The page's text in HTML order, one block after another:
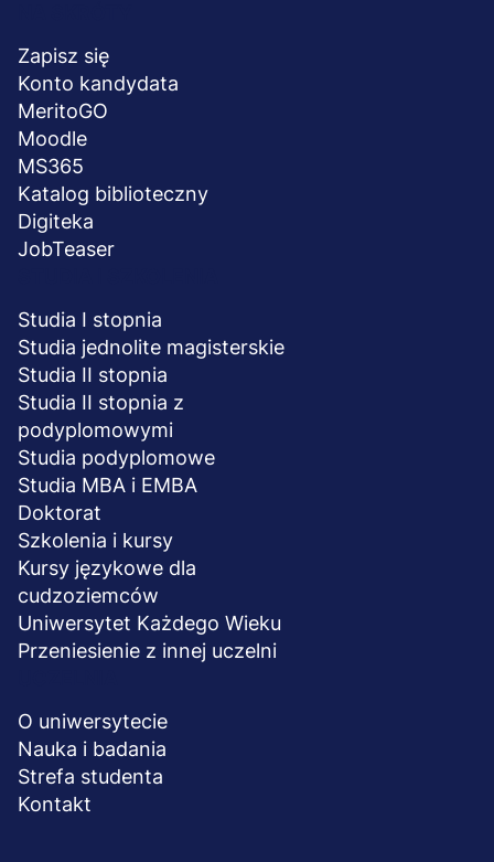
stopka
Zapisz się
Konto kandydata
MeritoGO
Moodle
MS365
Katalog biblioteczny
Digiteka
JobTeaser
Studia I stopnia
Studia jednolite magisterskie
Studia II stopnia
Studia II stopnia z
podyplomowymi
Studia podyplomowe
Studia MBA i EMBA
Doktorat
Szkolenia i kursy
Kursy językowe dla
cudzoziemców
Uniwersytet Każdego Wieku
Przeniesienie z innej uczelni
O uniwersytecie
Nauka i badania
Strefa studenta
Kontakt